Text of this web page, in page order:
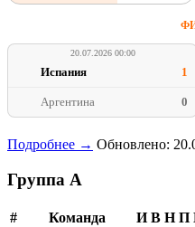
20.07.2026 00:00
Испания 1
Аргентина 0
Подробнее → Обновлено:
Группа A
# Команда И В Н П